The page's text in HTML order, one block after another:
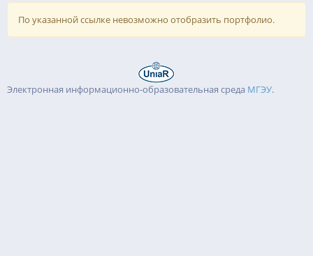
По указанной ссылке невозможно отобразить портфолио.
Электронная информационно-образовательная среда МГЭУ.